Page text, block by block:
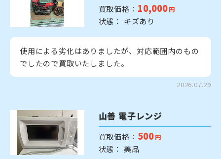
買取価格： 10,000 円
状態： キズあり
使用による劣化はありましたが、対応範囲内のもの
でしたので買取いたしました。
2026.07.29
山善 電子レンジ
買取価格： 500 円
状態： 美品